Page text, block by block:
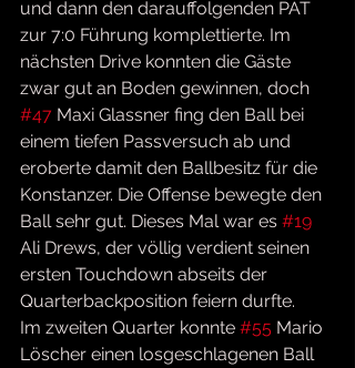
und dann den darauffolgenden PAT
zur 7:0 Führung komplettierte. Im
nächsten Drive konnten die Gäste
zwar gut an Boden gewinnen, doch
#47 Maxi Glassner fing den Ball bei
einem tiefen Passversuch ab und
eroberte damit den Ballbesitz für die
Konstanzer. Die Offense bewegte den
Ball sehr gut. Dieses Mal war es #19
Ali Drews, der völlig verdient seinen
ersten Touchdown abseits der
Quarterbackposition feiern durfte.
Im zweiten Quarter konnte #55 Mario
Löscher einen losgeschlagenen Ball